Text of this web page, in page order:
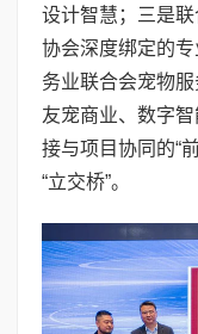
设计智慧；三是
协会深度绑定的
务业联合会宠物
友宠商业、数字
接与项目协同的“
“立交桥”。